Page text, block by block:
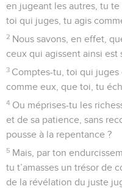
en jugeant les autres, tu
toi qui juges, tu agis
2 Nous savons, en effet,
ceux qui agissent ainsi est
3 Comptes-tu, toi qui
comme eux, que toi, tu
4 Ou méprises-tu les
et de sa patience, sans
pousse à la repentance ?
5 Mais, par ton
tu t’amasses un trésor de
de la révélation du juste